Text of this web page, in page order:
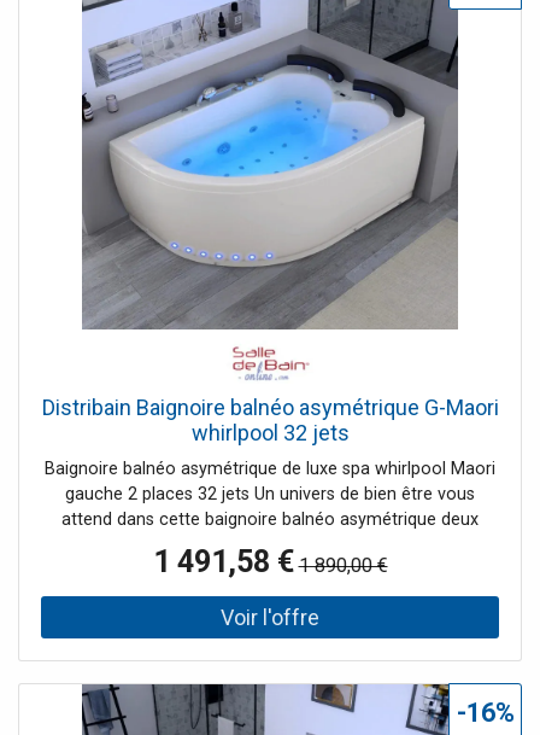
Distribain Baignoire balnéo asymétrique G-Maori
whirlpool 32 jets
Baignoire balnéo asymétrique de luxe spa whirlpool Maori
gauche 2 places 32 jets Un univers de bien être vous
attend dans cette baignoire balnéo asymétrique deux
place. Vous profiterez de 32 jets pour des massages
mêlant eau et air tantôt relaxants tantôt dynamisants. Le
régulateur de pression des jets, venturi, vous permettra de
régler l'intensité des massages pour un bain personnalisé.
1 491,58 € 1 890,00 €
-16%